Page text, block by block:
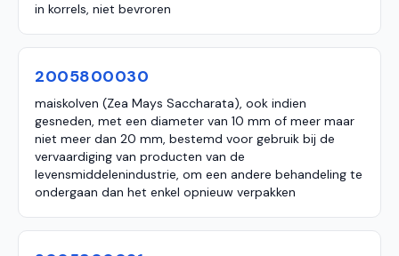
in korrels, niet bevroren
2005800030
maiskolven (Zea Mays Saccharata), ook indien
gesneden, met een diameter van 10 mm of meer maar
niet meer dan 20 mm, bestemd voor gebruik bij de
vervaardiging van producten van de
levensmiddelenindustrie, om een andere behandeling te
ondergaan dan het enkel opnieuw verpakken